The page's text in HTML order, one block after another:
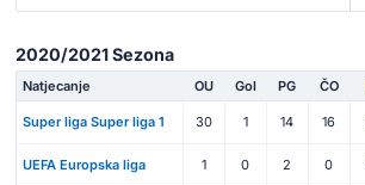
2020/2021 Sezona
Natjecanje OU Gol PG ČO
Super liga Super liga 1 30 1 14 16
UEFA Europska liga 1 0 2 0